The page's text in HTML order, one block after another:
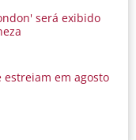
será exibido
estreiam em agosto